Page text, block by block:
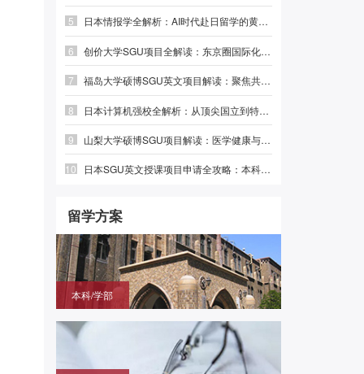
5 日本情报学全解析：AI时代赴日留学的黄金赛道|前程日本留学
6 创价大学SGU项目全解读：东京圈国际化名校，本科/硕士/博士英文授课
7 福岛大学硕博SGU英文项目解读：聚焦共生系统与人间发达，英语直申
8 日本计算机强校全解析：从顶尖国立到特色专精，选对赛道少走弯路
9 山梨大学硕博SGU项目解读：医学健康与绿色光电，英语直申
10 日本SGU英文授课项目申请全攻略：本科、硕士时间线与避坑指南
留学方案
本科/学部
申请目标大学